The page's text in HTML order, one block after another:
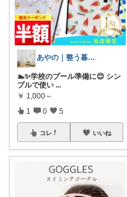
あやの｜整う暮らしROOM
🏊✨学校のプール準備に😊 シン
プルで使い ...
￥ 1,000～
1 0 5
コレ いいね